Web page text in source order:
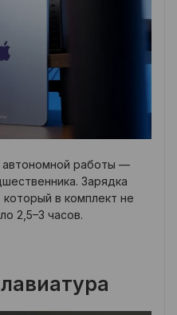
автономной работы —
Зарядка
в комплект не
2,5–3 часов.